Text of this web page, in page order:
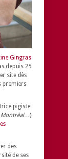
Gingras
depuis 25
site dès
premiers
pigiste
Montréal…)
des
de ses